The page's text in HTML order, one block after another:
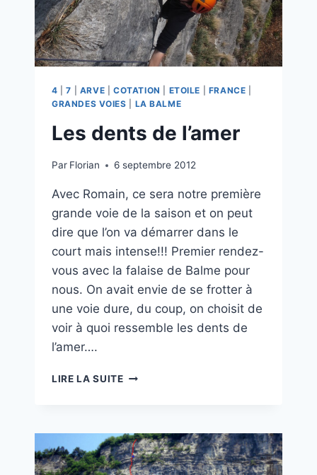
4 |7 ARVE COTATION ETOILE FRANCE
GRANDES VOIES
LA BALME
Les dents de l’amer
Par Florian 6 septembre 2012
Avec Romain, ce sera notre première
grande voie de la saison et on peut
dire que l’on va démarrer dans le
court mais intense!!! Premier rendez-
vous avec la falaise de Balme pour
nous. On avait envie de se frotter à
une voie dure, du coup, on choisit de
voir à quoi ressemble les dents de
l’amer….
LIRE LA SUITELES